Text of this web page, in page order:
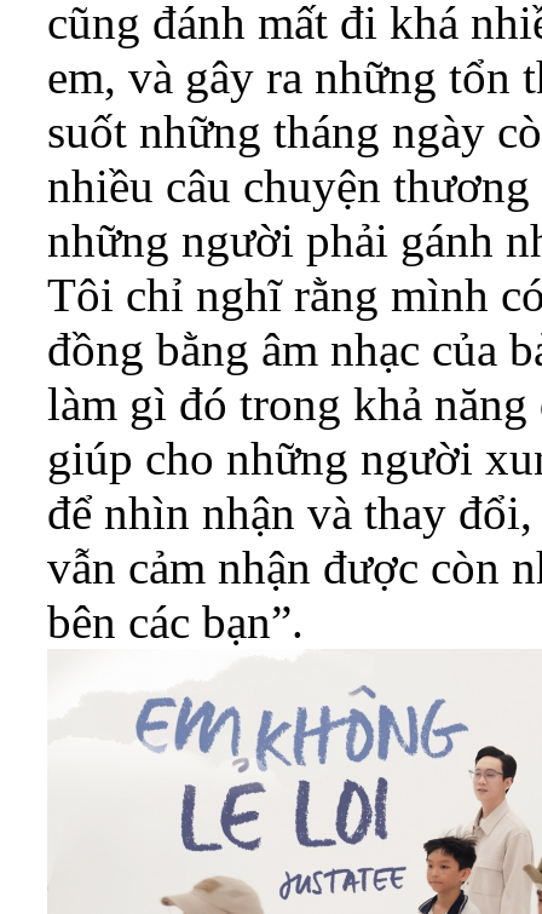
cũng đánh mất đi khá
em, và gây ra những tổn
suốt những tháng ngày
nhiều câu chuyện
những người phải gánh
Tôi chỉ nghĩ rằng mình
đồng bằng âm nhạc của
làm gì đó trong khả
giúp cho những người
để nhìn nhận và thay
vẫn cảm nhận được còn
bên các bạn”.